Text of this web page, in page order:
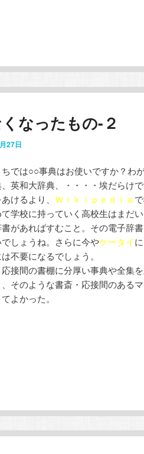
なったもの-２
27日
では○○事典はお使いですか？わ
英和大辞典、・・・・埃だらけ
けるより、 Ｗｉｋｉｐｅｄｉａ
学校に持っていく高校生はまだ
があればすむこと。その電子辞
しょうね。さらに今やケータイ
不要になるでしょう。
接間の書棚に分厚い事典や全集
そのような書斎・応接間のある
よかった。